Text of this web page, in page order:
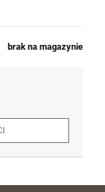
brak na magazynie